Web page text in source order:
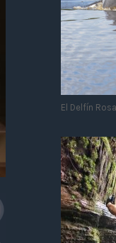
El Delfín